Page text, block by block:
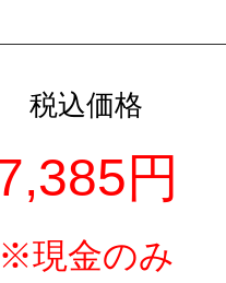
税込価格
円
※現金のみ